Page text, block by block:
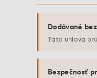
Dodávané
Táto uhlová
Bezpečnosť